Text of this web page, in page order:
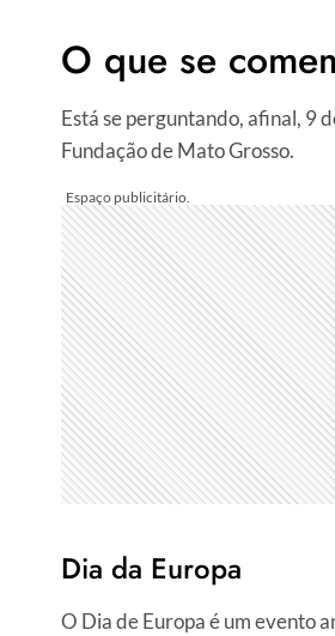
O que se
Está se perguntando, afinal, 9
Fundação de Mato Grosso.
Dia da Europa
O Dia de Europa é um evento